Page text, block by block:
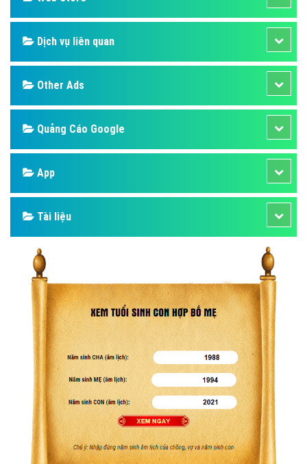
Dịch vụ liên quan
Other Ads
Quảng Cáo Google
App
Tài liệu